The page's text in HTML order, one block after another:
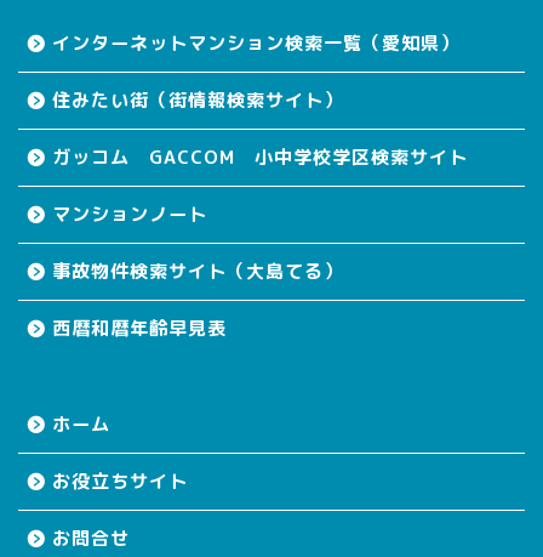
インターネットマンション検索一覧（愛知県）
住みたい街（街情報検索サイト）
ガッコム GACCOM 小中学校学区検索サイト
マンションノート
事故物件検索サイト（大島てる）
西暦和暦年齢早見表
ホーム
お役立ちサイト
お問合せ